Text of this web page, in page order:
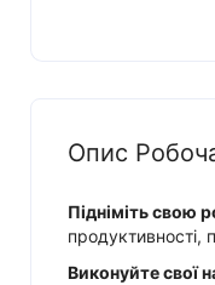
Опис
Підніміть свою
продуктивності,
Виконуйте свої